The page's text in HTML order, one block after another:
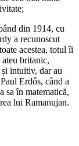
din 1914, cu
a recunoscut
acestea, totul îi
britanic,
intuitiv, dar au
Erdős, când a
sa în matematică,
lui Ramanujan.